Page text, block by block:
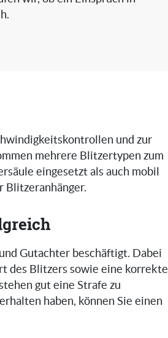
und zur
mehrere Blitzertypen zum
eingesetzt als auch mobil
Blitzeranhänger.
Gutachter beschäftigt. Dabei
des Blitzers sowie eine korrekte
gut eine Strafe zu
haben, können Sie einen